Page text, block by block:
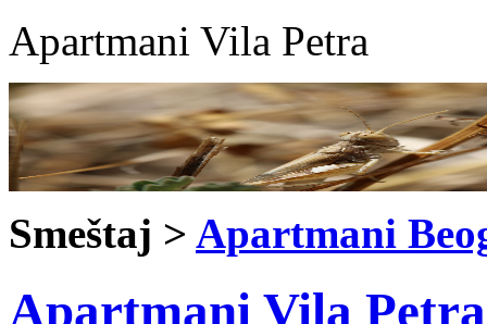
Apartmani Vila Petra
Smeštaj > Apartmani
Apartmani Vila Petra